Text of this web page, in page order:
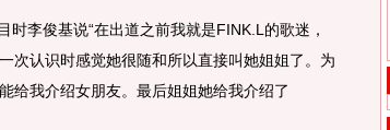
俊基说“在出道之前我就是FINK.L的歌迷，
次认识时感觉她很随和所以直接叫她姐姐了。为
给我介绍女朋友。最后姐姐她给我介绍了